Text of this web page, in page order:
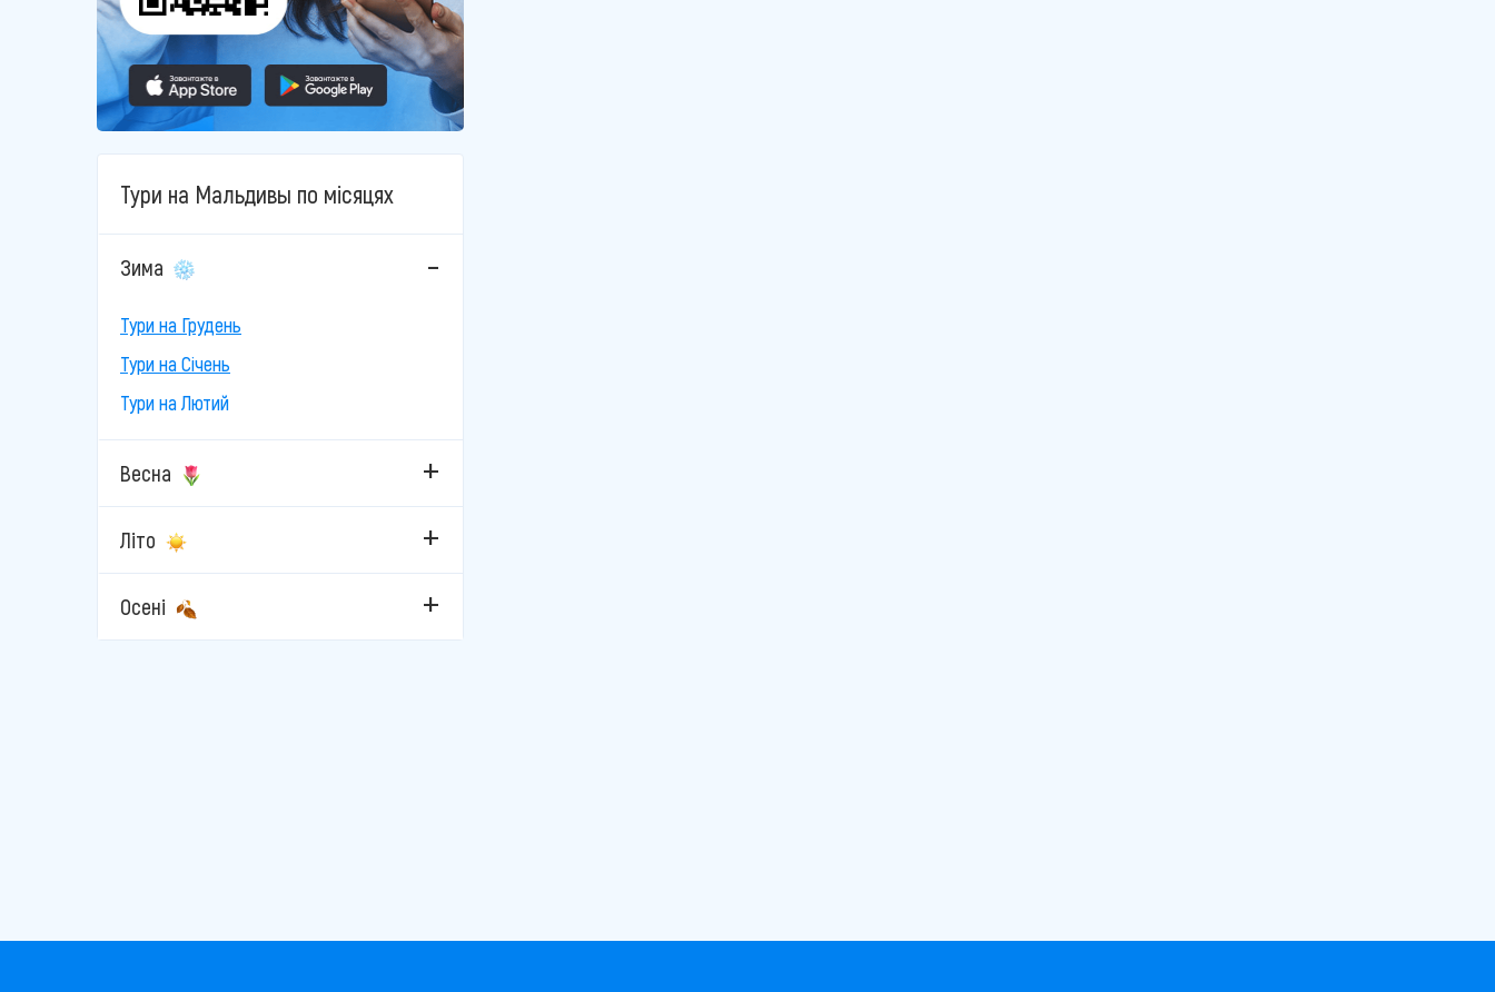
Тури на Мальдивы по місяцях
Зима
Тури на Грудень
Тури на Січень
Тури на Лютий
Весна
Літо
Осені